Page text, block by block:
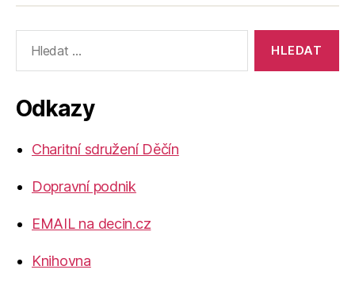
vyhledávání:
Odkazy
Charitní sdružení Děčín
Dopravní podnik
EMAIL na decin.cz
Knihovna